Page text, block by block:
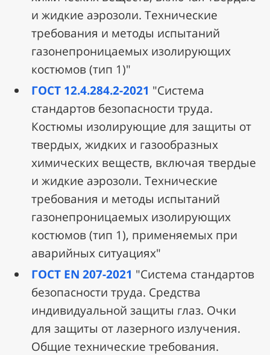
и жидкие аэрозоли. Технические
требования и методы испытаний
газонепроницаемых изолирующих
костюмов (тип 1)"
ГОСТ 12.4.284.2-2021 "Система
стандартов безопасности труда.
Костюмы изолирующие для защиты от
твердых, жидких и газообразных
химических веществ, включая твердые
и жидкие аэрозоли. Технические
требования и методы испытаний
газонепроницаемых изолирующих
костюмов (тип 1), применяемых при
аварийных ситуациях"
ГОСТ EN 207-2021 "Система стандартов
безопасности труда. Средства
индивидуальной защиты глаз. Очки
для защиты от лазерного излучения.
Общие технические требования.